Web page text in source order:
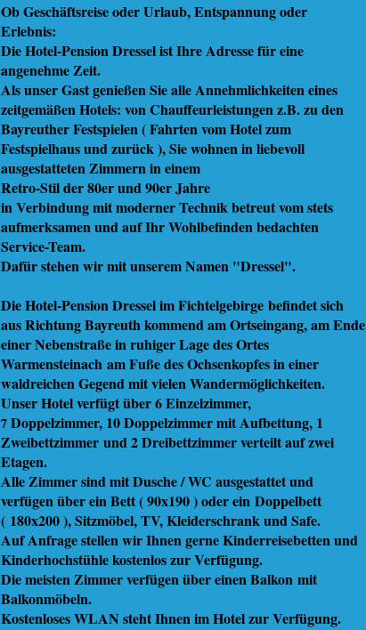
Ob Geschäftsreise oder Urlaub, Entspannung oder
Erlebnis:
Die Hotel-Pension Dressel ist Ihre Adresse für eine
angenehme Zeit.
Als unser Gast genießen Sie alle Annehmlichkeiten eines
zeitgemäßen Hotels: von Chauffeurleistungen z.B. zu den
Bayreuther Festspielen ( Fahrten vom Hotel zum
Festspielhaus und zurück ), Sie wohnen in liebevoll
ausgestatteten Zimmern in einem
Retro-Stil der 80er und 90er Jahre
in Verbindung mit moderner Technik betreut vom stets
aufmerksamen und auf Ihr Wohlbefinden bedachten
Service-Team.
Dafür stehen wir mit unserem Namen "Dressel".
Die Hotel-Pension Dressel im Fichtelgebirge befindet sich
aus Richtung Bayreuth kommend am Ortseingang, am Ende
einer Nebenstraße in ruhiger Lage des Ortes
Warmensteinach am Fuße des Ochsenkopfes in einer
waldreichen Gegend mit vielen Wandermöglichkeiten.
Unser Hotel verfügt über 6 Einzelzimmer,
7Doppelzimmer, 10 Doppelzimmer mit Aufbettung, 1
Zweibettzimmer und 2 Dreibettzimmer verteilt auf zwei
Etagen.
Alle Zimmer sind mit Dusche / WC ausgestattet und
verfügen über ein Bett ( 90x190 ) oder ein Doppelbett
( 180x200 ), Sitzmöbel, TV, Kleiderschrank und Safe.
Auf Anfrage stellen wir Ihnen gerne Kinderreisebetten und
Kinderhochstühle kostenlos zur Verfügung.
Die meisten Zimmer verfügen über einen Balkon mit
Balkonmöbeln.
Kostenloses WLAN steht Ihnen im Hotel zur Verfügung.